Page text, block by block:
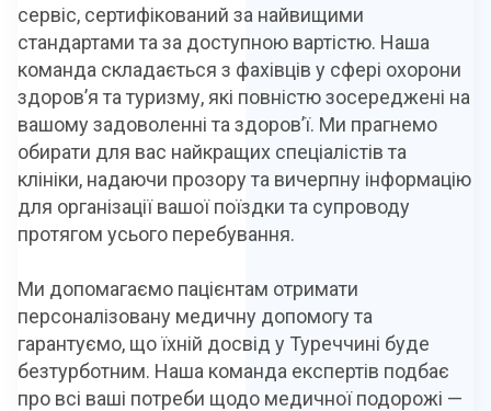
сервіс, сертифікований за найвищими
стандартами та за доступною вартістю. Наша
команда складається з фахівців у сфері охорони
здоров’я та туризму, які повністю зосереджені на
вашому задоволенні та здоров’ї. Ми прагнемо
обирати для вас найкращих спеціалістів та
клініки, надаючи прозору та вичерпну інформацію
для організації вашої поїздки та супроводу
протягом усього перебування.
Ми допомагаємо пацієнтам отримати
персоналізовану медичну допомогу та
гарантуємо, що їхній досвід у Туреччині буде
безтурботним. Наша команда експертів подбає
про всі ваші потреби щодо медичної подорожі —